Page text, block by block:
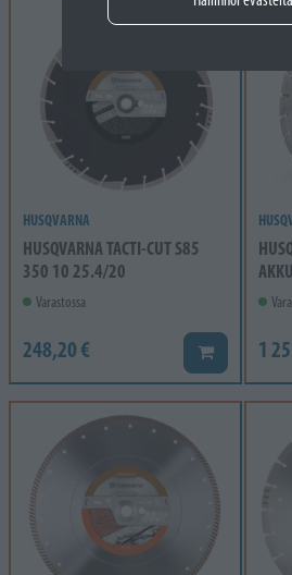
HUSQVARNA
HUSQVARNA TACTI-CUT S85
350 10 25.4/20
Varastossa
248,20 € Lisää koriin
1